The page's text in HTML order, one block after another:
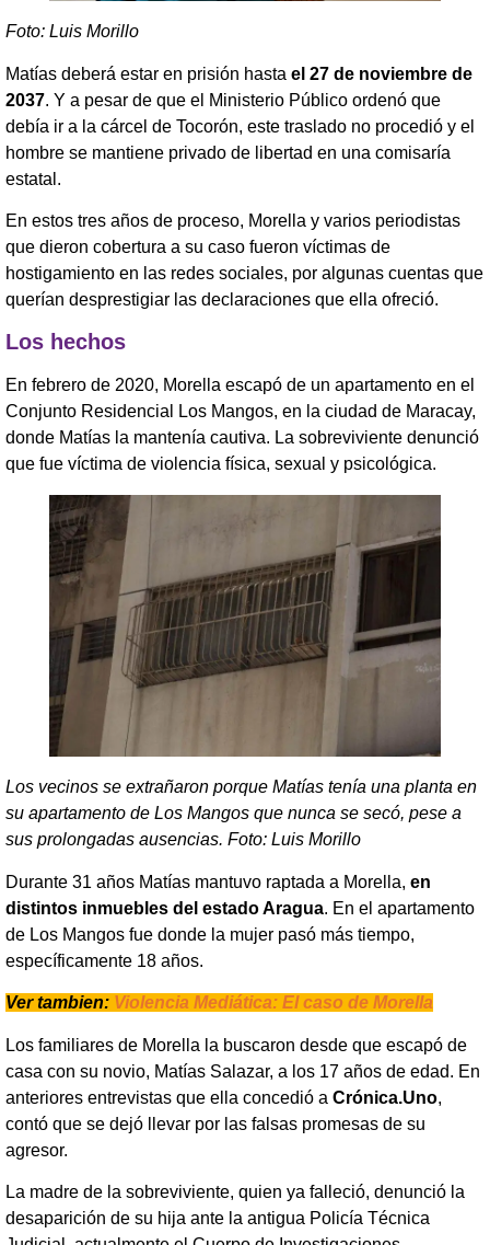
Foto: Luis Morillo
Matías deberá estar en prisión hasta el 27 de noviembre de
2037. Y a pesar de que el Ministerio Público ordenó que
debía ir a la cárcel de Tocorón, este traslado no procedió y el
hombre se mantiene privado de libertad en una comisaría
estatal.
En estos tres años de proceso, Morella y varios periodistas
que dieron cobertura a su caso fueron víctimas de
hostigamiento en las redes sociales, por algunas cuentas que
querían desprestigiar las declaraciones que ella ofreció.
Los hechos
En febrero de 2020, Morella escapó de un apartamento en el
Conjunto Residencial Los Mangos, en la ciudad de Maracay,
donde Matías la mantenía cautiva. La sobreviviente denunció
que fue víctima de violencia física, sexual y psicológica.
Los vecinos se extrañaron porque Matías tenía una planta en
su apartamento de Los Mangos que nunca se secó, pese a
sus prolongadas ausencias. Foto: Luis Morillo
Durante 31 años Matías mantuvo raptada a Morella, en
distintos inmuebles del estado Aragua. En el apartamento
de Los Mangos fue donde la mujer pasó más tiempo,
específicamente 18 años.
Ver tambien: Violencia Mediática: El caso de Morella
Los familiares de Morella la buscaron desde que escapó de
casa con su novio, Matías Salazar, a los 17 años de edad. En
anteriores entrevistas que ella concedió a Crónica.Uno,
contó que se dejó llevar por las falsas promesas de su
agresor.
La madre de la sobreviviente, quien ya falleció, denunció la
desaparición de su hija ante la antigua Policía Técnica